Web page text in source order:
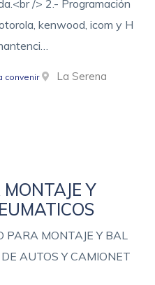
/> 2.- Programación
kenwood, icom y H
convenir La Serena
Y
PARA MONTAJE Y BAL
AUTOS Y CAMIONET